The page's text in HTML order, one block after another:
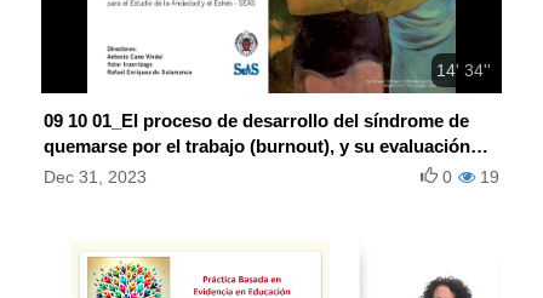
14' 34''
09 10 01_El proceso de desarrollo del síndrome de
quemarse por el trabajo (burnout), y su evaluación
mediante el CESQT
Dec 31, 2023 19
0